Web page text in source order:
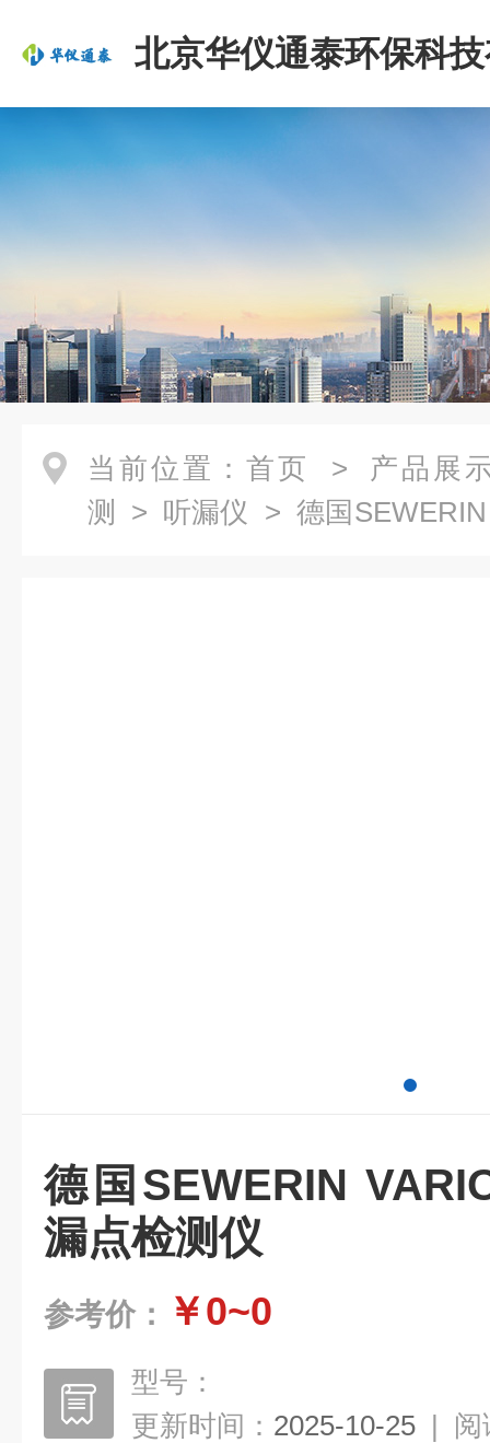
北京华仪通泰环保科
司
当前位置： 首页 > 产品展
测
> 听漏仪 > 德国
德国SEWERIN
漏点检测仪
参考价： ￥0~0
型号：
更新时间： 2025-10-25 | 阅